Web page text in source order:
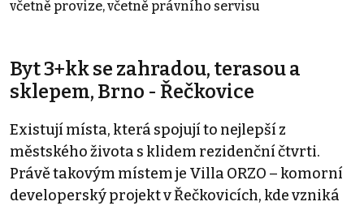
včetně provize, včetně právního servisu
Byt 3+kk se zahradou, terasou a
sklepem, Brno - Řečkovice
Existují místa, která spojují to nejlepší z
městského života s klidem rezidenční čtvrti.
Právě takovým místem je Villa ORZO – komorní
developerský projekt v Řečkovicích, kde vzniká